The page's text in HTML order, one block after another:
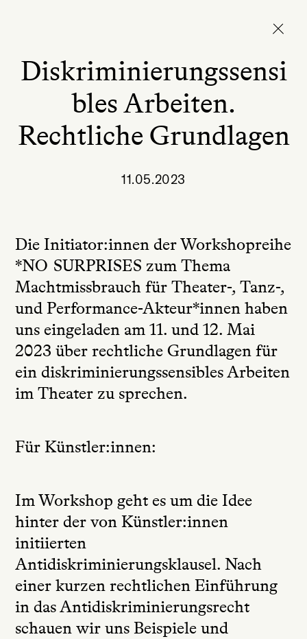
Diskriminierungssensi
bles Arbeiten.
Rechtliche Grundlagen
11.05.2023
Die Initiator:innen der Workshopreihe
*NO SURPRISES zum Thema
Machtmissbrauch für Theater-, Tanz-,
und Performance-Akteur*innen haben
uns eingeladen am 11. und 12. Mai
2023 über rechtliche Grundlagen für
ein diskriminierungssensibles Arbeiten
im Theater zu sprechen.
Für Künstler:innen:
Im Workshop geht es um die Idee
hinter der von Künstler:innen
initiierten
Antidiskriminierungsklausel. Nach
einer kurzen rechtlichen Einführung
in das Antidiskriminierungsrecht
schauen wir uns Beispiele und